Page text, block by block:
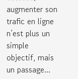
éprouvées
?
augmenter son
trafic en ligne
n’est plus un
simple
objectif, mais
un passage...